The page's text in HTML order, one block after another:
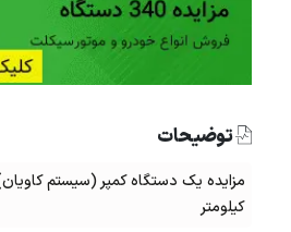
توضیحات
کیلومتر